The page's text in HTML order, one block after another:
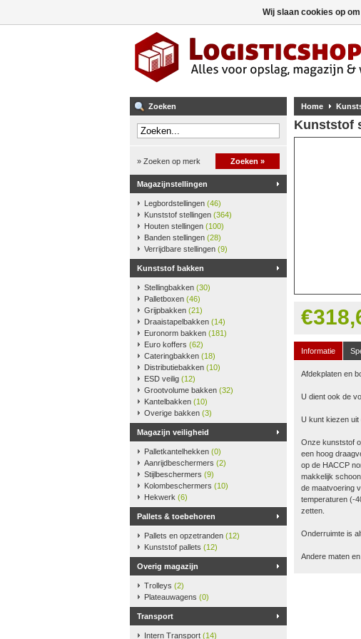
Zoeken
» Zoeken op merk Zoeken »
Magazijnstellingen
Legbordstellingen (46)
Kunststof stellingen (364)
Houten stellingen (100)
Banden stellingen (28)
Verrijdbare stellingen (9)
Kunststof bakken
Stellingbakken (30)
Palletboxen (46)
Grijpbakken (21)
Draaistapelbakken (14)
Euronorm bakken (181)
Euro koffers (62)
Cateringbakken (18)
Distributiebakken (10)
ESD veilig (12)
Grootvolume bakken (32)
Kantelbakken (10)
Overige bakken (3)
Magazijn veiligheid
Palletkantelhekken (0)
Aanrijdbeschermers (2)
Stijlbeschermers (9)
Kolombeschermers (10)
Hekwerk (6)
Pallets & toebehoren
Pallets en opzetranden (12)
Kunststof pallets (12)
Overig magazijn
Trolleys (2)
Plateauwagens (0)
Transport
Intern Transport (14)
Home
Kunststof
Informatie
Afdekplaten en
U dient ook de
U kunt kiezen uit
Onze kunststof
een hoog
op de HACCP
makkelijk
de maatvoering
temperaturen (-
zetten.
Onderruimte is
Andere maten
Wij slaan cookies op